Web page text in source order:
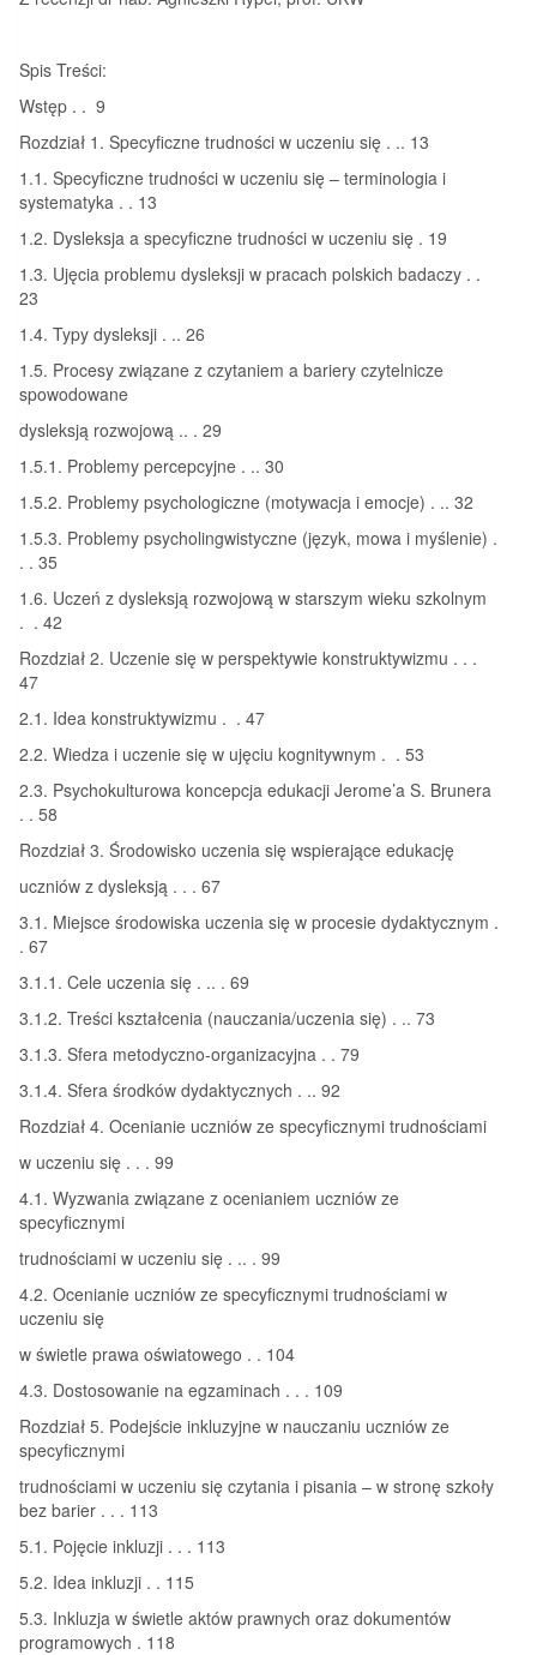
Spis Treści:
Wstęp . . 9
Rozdział 1. Specyficzne trudności w uczeniu się . .. 13
1.1. Specyficzne trudności w uczeniu się – terminologia i
systematyka . . 13
1.2. Dysleksja a specyficzne trudności w uczeniu się . 19
1.3. Ujęcia problemu dysleksji w pracach polskich badaczy . .
23
1.4. Typy dysleksji . .. 26
1.5. Procesy związane z czytaniem a bariery czytelnicze
spowodowane
dysleksją rozwojową .. . 29
1.5.1. Problemy percepcyjne . .. 30
1.5.2. Problemy psychologiczne (motywacja i emocje) . .. 32
1.5.3. Problemy psycholingwistyczne (język, mowa i myślenie) .
. . 35
1.6. Uczeń z dysleksją rozwojową w starszym wieku szkolnym
. . 42
Rozdział 2. Uczenie się w perspektywie konstruktywizmu . . .
47
2.1. Idea konstruktywizmu . . 47
2.2. Wiedza i uczenie się w ujęciu kognitywnym . . 53
2.3. Psychokulturowa koncepcja edukacji Jerome’a S. Brunera
. . 58
Rozdział 3. Środowisko uczenia się wspierające edukację
uczniów z dysleksją . . . 67
3.1. Miejsce środowiska uczenia się w procesie dydaktycznym .
. 67
3.1.1. Cele uczenia się . .. . 69
3.1.2. Treści kształcenia (nauczania/uczenia się) . .. 73
3.1.3. Sfera metodyczno-organizacyjna . . 79
3.1.4. Sfera środków dydaktycznych . .. 92
Rozdział 4. Ocenianie uczniów ze specyficznymi trudnościami
w uczeniu się . . . 99
4.1. Wyzwania związane z ocenianiem uczniów ze
specyficznymi
trudnościami w uczeniu się . .. . 99
4.2. Ocenianie uczniów ze specyficznymi trudnościami w
uczeniu się
w świetle prawa oświatowego . . 104
4.3. Dostosowanie na egzaminach . . . 109
Rozdział 5. Podejście inkluzyjne w nauczaniu uczniów ze
specyficznymi
trudnościami w uczeniu się czytania i pisania – w stronę szkoły
bez barier . . . 113
5.1. Pojęcie inkluzji . . . 113
5.2. Idea inkluzji . . 115
5.3. Inkluzja w świetle aktów prawnych oraz dokumentów
programowych . 118